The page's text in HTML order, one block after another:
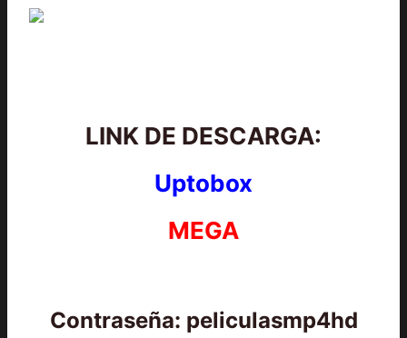
LINK DE DESCARGA:
Uptobox
MEGA
Contraseña: peliculasmp4hd